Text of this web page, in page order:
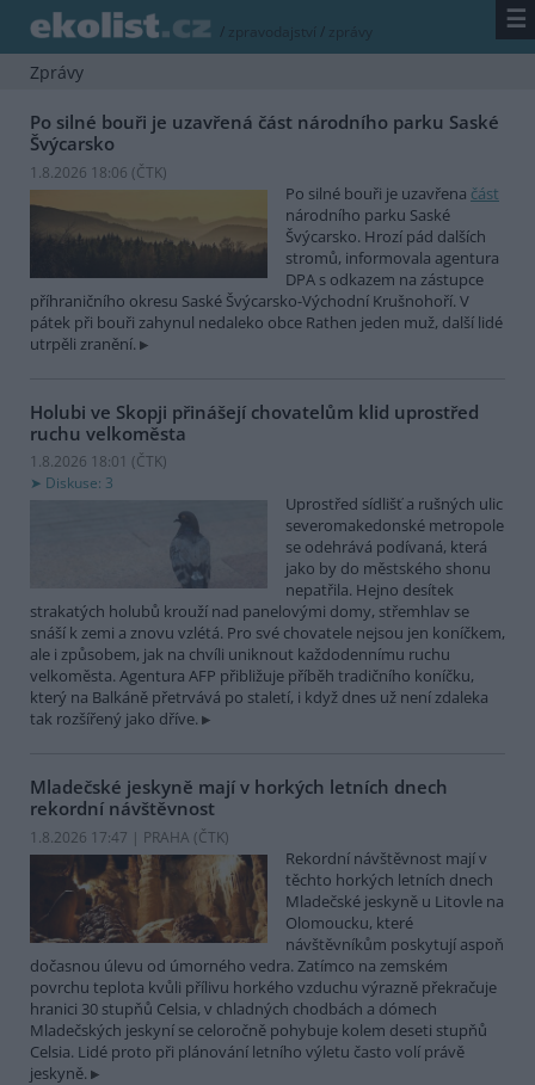
/ zpravodajství / zprávy ☰
Zprávy
Po silné bouři je uzavřená část národního parku Saské
Švýcarsko
1.8.2026 18:06 (ČTK)
Po silné bouři je uzavřena část
národního parku Saské
Švýcarsko. Hrozí pád dalších
stromů, informovala agentura
DPA s odkazem na zástupce
příhraničního okresu Saské Švýcarsko-Východní Krušnohoří. V
pátek při bouři zahynul nedaleko obce Rathen jeden muž, další lidé
utrpěli zranění.
Holubi ve Skopji přinášejí chovatelům klid uprostřed
ruchu velkoměsta
1.8.2026 18:01 (ČTK)
Diskuse: 3
Uprostřed sídlišť a rušných ulic
severomakedonské metropole
se odehrává podívaná, která
jako by do městského shonu
nepatřila. Hejno desítek
strakatých holubů krouží nad panelovými domy, střemhlav se
snáší k zemi a znovu vzlétá. Pro své chovatele nejsou jen koníčkem,
ale i způsobem, jak na chvíli uniknout každodennímu ruchu
velkoměsta. Agentura AFP přibližuje příběh tradičního koníčku,
který na Balkáně přetrvává po staletí, i když dnes už není zdaleka
tak rozšířený jako dříve.
Mladečské jeskyně mají v horkých letních dnech
rekordní návštěvnost
1.8.2026 17:47 | PRAHA (ČTK)
Rekordní návštěvnost mají v
těchto horkých letních dnech
Mladečské jeskyně u Litovle na
Olomoucku, které
návštěvníkům poskytují aspoň
dočasnou úlevu od úmorného vedra. Zatímco na zemském
povrchu teplota kvůli přílivu horkého vzduchu výrazně překračuje
hranici 30 stupňů Celsia, v chladných chodbách a dómech
Mladečských jeskyní se celoročně pohybuje kolem deseti stupňů
Celsia. Lidé proto při plánování letního výletu často volí právě
jeskyně.